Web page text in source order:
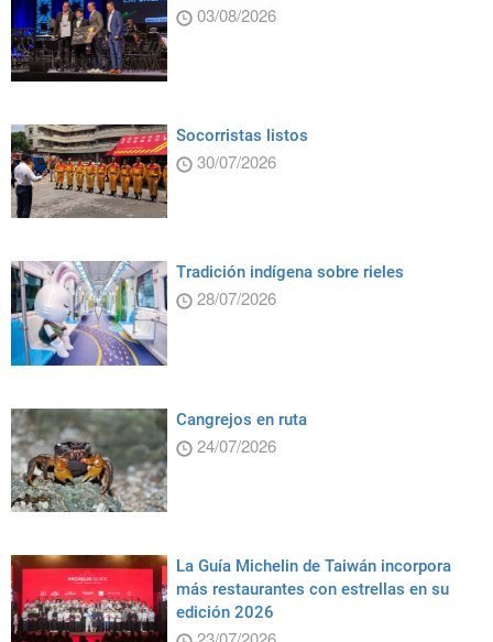
03/08/2026
Socorristas listos
30/07/2026
Tradición indígena sobre rieles
28/07/2026
Cangrejos en ruta
24/07/2026
La Guía Michelin de Taiwán incorpora
más restaurantes con estrellas en su
edición 2026